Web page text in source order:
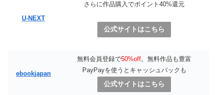
U-NEXT
さらに作品購入でポイント40%還元
公式サイトはこちら
ebookjapan
無料会員登録で50%off。無料作品も豊富
PayPayを使うとキャッシュバックも
公式サイトはこちら